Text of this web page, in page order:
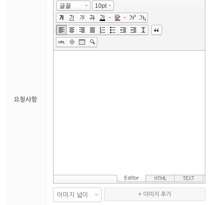
요청사항
+ 이미지 추가